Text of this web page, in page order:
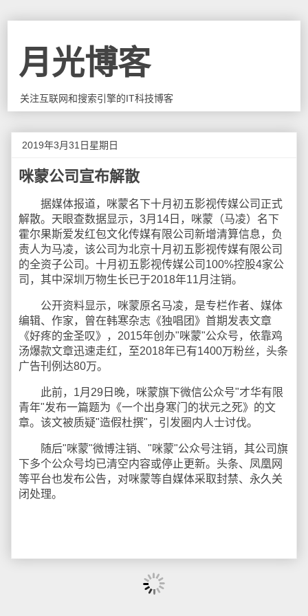
月光博客
关注互联网和搜索引擎的IT科技博客
2019年3月31日星期日
咪蒙公司宣布解散
据媒体报道，咪蒙名下十月初五影视传媒公司正式
解散。天眼查数据显示，3月14日，咪蒙（马凌）名下
霍尔果斯爱发红包文化传媒有限公司新增清算信息，负
责人为马凌，该公司为北京十月初五影视传媒有限公司
的全资子公司。十月初五影视传媒公司100%控股4家公
司，其中深圳万物生长已于2018年11月注销。
公开资料显示，咪蒙原名马凌，是专栏作者、媒体
编辑、作家，曾在韩寒杂志《独唱团》首期发表文章
《好疼的金圣叹》，2015年创办"咪蒙"公众号，依靠鸡
汤爆款文章迅速走红，至2018年已有1400万粉丝，头条
广告刊例达80万。
此前，1月29日晚，咪蒙旗下微信公众号"才华有限
青年"发布一篇题为《一个出身寒门的状元之死》的文
章。该文被质疑"造假杜撰"，引发圈内人士讨伐。
随后"咪蒙"微博注销、"咪蒙"公众号注销，其公司旗
下多个公众号均已清空内容或停止更新。头条、凤凰网
等平台也发布公告，对咪蒙等自媒体采取封禁、永久关
闭处理。